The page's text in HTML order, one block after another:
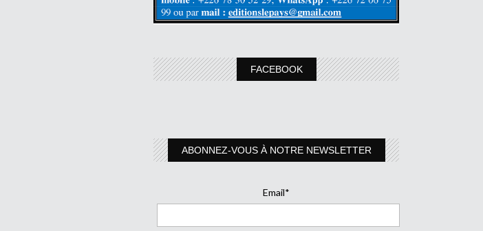
FACEBOOK
ABONNEZ-VOUS À NOTRE NEWSLETTER
Email*